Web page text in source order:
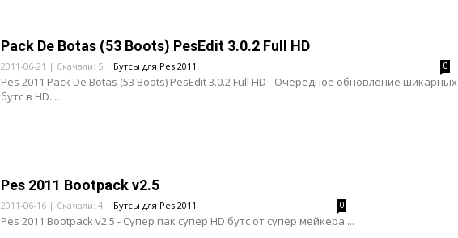
Pack De Botas (53 Boots) PesEdit 3.0.2 Full HD
2011-06-21 | Скачали: 5 | Бутсы для Pes 2011 0
Pes 2011 Pack De Botas (53 Boots) PesEdit 3.0.2 Full HD - Очередное обновление шикарных
бутс в HD....
Pes 2011 Bootpack v2.5
2011-06-16 | Скачали: 4 | Бутсы для Pes 2011 0
Pes 2011 Bootpack v2.5 - Супер пак супер HD бутс от супер мейкера....